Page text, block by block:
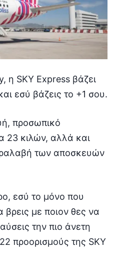
η SKY Express βάζει
εσύ βάζεις το +1 σου.
προσωπικό
23 κιλών, αλλά και
των αποσκευών
εσύ το μόνο που
βρεις με ποιον θες να
την πιο άνετη
προορισμούς της SKY